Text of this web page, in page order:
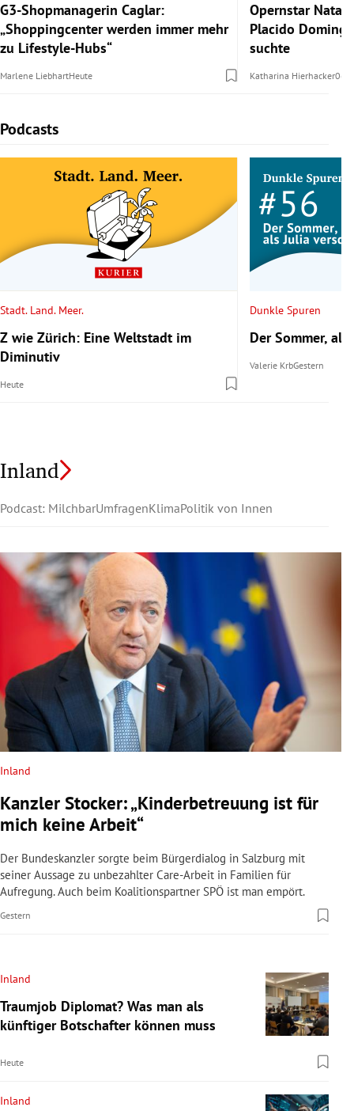
G3-Shopmanagerin Caglar:
„Shoppingcenter werden immer mehr
zu Lifestyle-Hubs“
Marlene LiebhartHeute
Opernstar
Placido
suchte
Katharina Hierhacker
Podcasts
Slide 1 von 5
Stadt. Land. Meer.
Z wie Zürich: Eine Weltstadt im
Diminutiv
Heute
Dunkle Spuren
Der Sommer,
Valerie KrbGestern
Inland
Podcast: MilchbarUmfragenKlimaPolitik von Innen
Inland
Kanzler Stocker: „Kinderbetreuung ist für
mich keine Arbeit“
Der Bundeskanzler sorgte beim Bürgerdialog in Salzburg mit
seiner Aussage zu unbezahlter Care-Arbeit in Familien für
Aufregung. Auch beim Koalitionspartner SPÖ ist man empört.
Gestern
Inland
Traumjob Diplomat? Was man als
künftiger Botschafter können muss
Heute
Inland